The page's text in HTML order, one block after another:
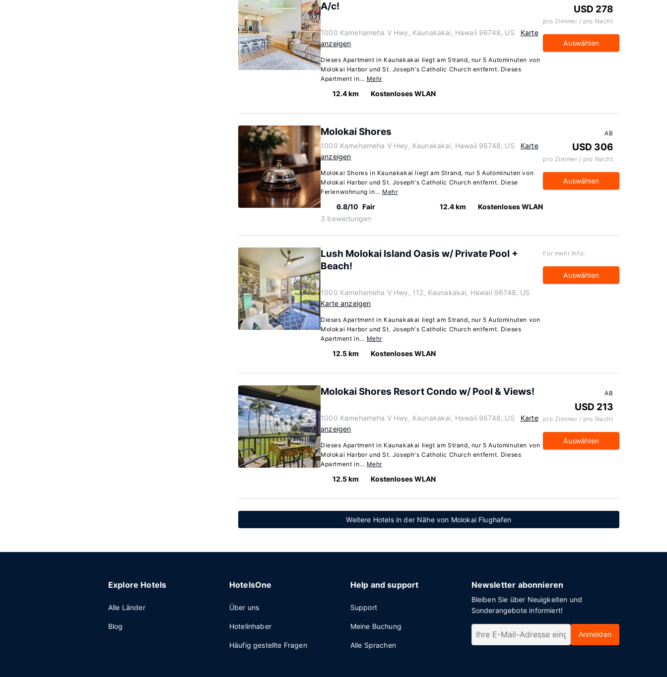
A/c!
1000 Kamehameha V Hwy, Kaunakakai, Hawaii 96748, US
Karte
anzeigen
Dieses Apartment in Kaunakakai liegt am Strand, nur 5 Autominuten von
Molokai Harbor und St. Joseph's Catholic Church entfernt. Dieses
Apartment in... Mehr
12.4 km Kostenloses WLAN
USD 278
pro Zimmer / pro Nacht
Auswählen
Molokai Shores
1000 Kamehameha V Hwy, Kaunakakai, Hawaii 96748, US
Karte
anzeigen
Molokai Shores in Kaunakakai liegt am Strand, nur 5 Autominuten von
Molokai Harbor und St. Joseph's Catholic Church entfernt. Diese
Ferienwohnung in... Mehr
6.8/10 Fair
3 bewertungen
12.4 km Kostenloses WLAN
AB
USD 306
pro Zimmer / pro Nacht
Auswählen
Lush Molokai Island Oasis w/ Private Pool +
Beach!
1000 Kamehameha V Hwy, 112, Kaunakakai, Hawaii 96748, US
Karte anzeigen
Dieses Apartment in Kaunakakai liegt am Strand, nur 5 Autominuten von
Molokai Harbor und St. Joseph's Catholic Church entfernt. Dieses
Apartment in... Mehr
12.5 km Kostenloses WLAN
Für mehr Info:
Auswählen
Molokai Shores Resort Condo w/ Pool & Views!
1000 Kamehameha V Hwy, Kaunakakai, Hawaii 96748, US
Karte
anzeigen
Dieses Apartment in Kaunakakai liegt am Strand, nur 5 Autominuten von
Molokai Harbor und St. Joseph's Catholic Church entfernt. Dieses
Apartment in... Mehr
12.5 km Kostenloses WLAN
AB
USD 213
pro Zimmer / pro Nacht
Auswählen
Weitere Hotels in der Nähe von Molokai Flughafen
Explore Hotels
Alle Länder
Blog
HotelsOne
Über uns
Hotelinhaber
Häufig gestellte Fragen
Help and support
Support
Meine Buchung
Alle Sprachen
Newsletter abonnieren
Bleiben Sie über Neuigkeiten und
Sonderangebote informiert!
Anmelden